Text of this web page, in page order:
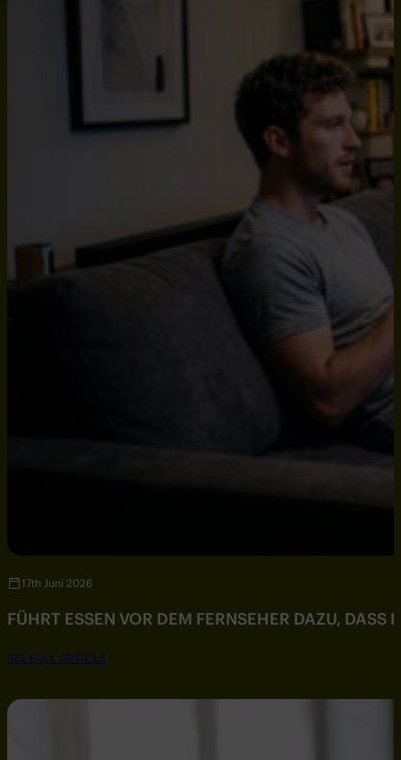
17th Juni 2026
FÜHRT ESSEN VOR DEM FERNSEHER DAZU, DASS
SEE FULL ARTICLE